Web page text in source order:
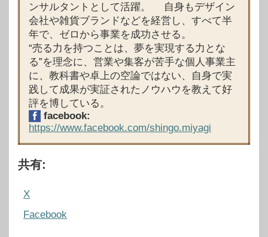
ンサルタントとして活躍。 自身もデザイン
会社や雑貨ブランドなどを経営し、すべて半
年で、ゼロから事業を成功させる。
“売る力を持つことは、夢を実現する力とな
る”を理念に、営業や集客が苦手な個人事業主
に、教科書や卓上の空論ではない、自身で実
践して成果が実証されたノウハウを教えて好
評を博している。
facebook:
https://www.facebook.com/shingo.miyagi
共有:
X
Facebook